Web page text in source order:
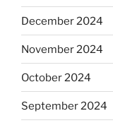
December 2024
November 2024
October 2024
September 2024